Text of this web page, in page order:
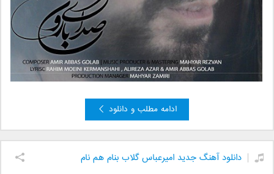
ادامه مطلب و دانلود
دانلود آهنگ جدید امیرعباس گلاب بنام هم نام